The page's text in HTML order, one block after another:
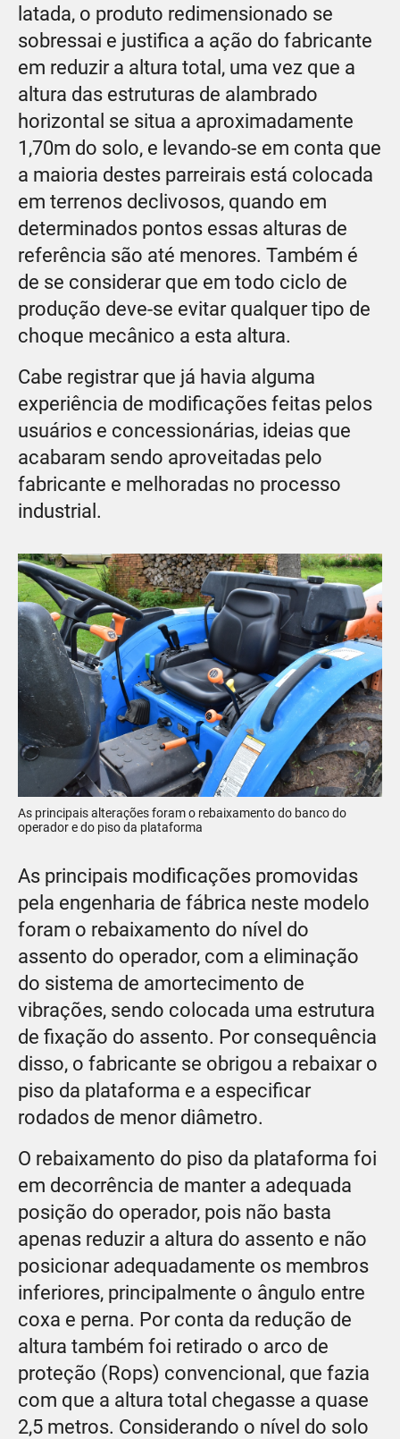
latada, o produto redimensionado se
sobressai e justifica a ação do fabricante
em reduzir a altura total, uma vez que a
altura das estruturas de alambrado
horizontal se situa a aproximadamente
1,70m do solo, e levando-se em conta que
a maioria destes parreirais está colocada
em terrenos declivosos, quando em
determinados pontos essas alturas de
referência são até menores. Também é
de se considerar que em todo ciclo de
produção deve-se evitar qualquer tipo de
choque mecânico a esta altura.
Cabe registrar que já havia alguma
experiência de modificações feitas pelos
usuários e concessionárias, ideias que
acabaram sendo aproveitadas pelo
fabricante e melhoradas no processo
industrial.
As principais alterações foram o rebaixamento do banco do
operador e do piso da plataforma
As principais modificações promovidas
pela engenharia de fábrica neste modelo
foram o rebaixamento do nível do
assento do operador, com a eliminação
do sistema de amortecimento de
vibrações, sendo colocada uma estrutura
de fixação do assento. Por consequência
disso, o fabricante se obrigou a rebaixar o
piso da plataforma e a especificar
rodados de menor diâmetro.
O rebaixamento do piso da plataforma foi
em decorrência de manter a adequada
posição do operador, pois não basta
apenas reduzir a altura do assento e não
posicionar adequadamente os membros
inferiores, principalmente o ângulo entre
coxa e perna. Por conta da redução de
altura também foi retirado o arco de
proteção (Rops) convencional, que fazia
com que a altura total chegasse a quase
2,5 metros. Considerando o nível do solo